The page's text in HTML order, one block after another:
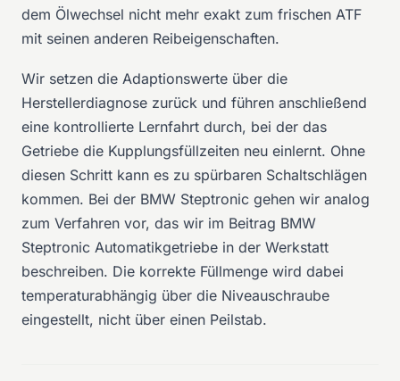
dem Ölwechsel nicht mehr exakt zum frischen ATF
mit seinen anderen Reibeigenschaften.
Wir setzen die Adaptionswerte über die
Herstellerdiagnose zurück und führen anschließend
eine kontrollierte Lernfahrt durch, bei der das
Getriebe die Kupplungsfüllzeiten neu einlernt. Ohne
diesen Schritt kann es zu spürbaren Schaltschlägen
kommen. Bei der BMW Steptronic gehen wir analog
zum Verfahren vor, das wir im Beitrag BMW
Steptronic Automatikgetriebe in der Werkstatt
beschreiben. Die korrekte Füllmenge wird dabei
temperaturabhängig über die Niveauschraube
eingestellt, nicht über einen Peilstab.